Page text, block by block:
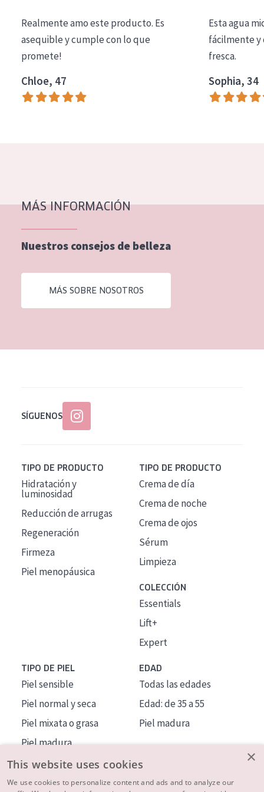
Essentials
Lift+
Expert
Piel madura
Piel menopáusica
EDAD
Realmente amo este producto. Es
asequible y cumple con lo que
promete!
Chloe, 47
Esta agua
fácilmente y
fresca.
Sophia, 34
MÁS INFORMACIÓN
Nuestros consejos de belleza
MÁS SOBRE NOSOTROS
SÍGUENOS
TIPO DE PRODUCTO
Hidratación y
luminosidad
Reducción de arrugas
Regeneración
Firmeza
Piel menopáusica
TIPO DE PRODUCTO
Crema de día
Crema de noche
Crema de ojos
Sérum
Limpieza
COLECCIÓN
Essentials
Lift+
Expert
TIPO DE PIEL
Piel sensible
Piel normal y seca
Piel mixata o grasa
Piel madura
Piel expuesta al sol
Piel menopáusica
EDAD
Todas las edades
Edad: de 35 a 55
Piel madura
×
This website uses cookies
We use cookies to personalize content and ads and to analyze our